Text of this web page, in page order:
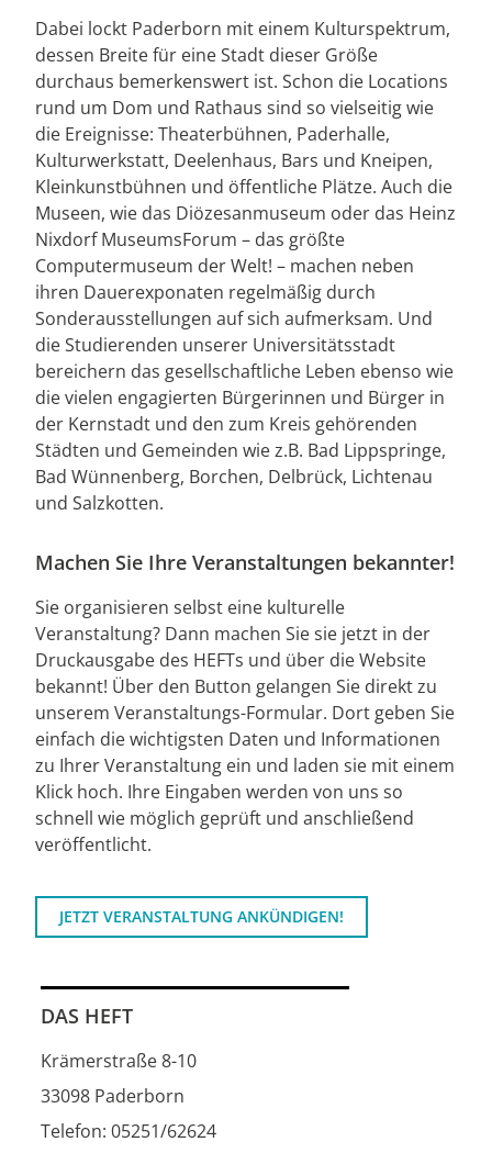
Dabei lockt Paderborn mit einem Kulturspektrum,
dessen Breite für eine Stadt dieser Größe
durchaus bemerkenswert ist. Schon die Locations
rund um Dom und Rathaus sind so vielseitig wie
die Ereignisse: Theaterbühnen, Paderhalle,
Kulturwerkstatt, Deelenhaus, Bars und Kneipen,
Kleinkunstbühnen und öffentliche Plätze. Auch die
Museen, wie das Diözesanmuseum oder das Heinz
Nixdorf MuseumsForum – das größte
Computermuseum der Welt! – machen neben
ihren Dauerexponaten regelmäßig durch
Sonderausstellungen auf sich aufmerksam. Und
die Studierenden unserer Universitätsstadt
bereichern das gesellschaftliche Leben ebenso wie
die vielen engagierten Bürgerinnen und Bürger in
der Kernstadt und den zum Kreis gehörenden
Städten und Gemeinden wie z.B. Bad Lippspringe,
Bad Wünnenberg, Borchen, Delbrück, Lichtenau
und Salzkotten.
Machen Sie Ihre Veranstaltungen bekannter!
Sie organisieren selbst eine kulturelle
Veranstaltung? Dann machen Sie sie jetzt in der
Druckausgabe des HEFTs und über die Website
bekannt! Über den Button gelangen Sie direkt zu
unserem Veranstaltungs-Formular. Dort geben Sie
einfach die wichtigsten Daten und Informationen
zu Ihrer Veranstaltung ein und laden sie mit einem
Klick hoch. Ihre Eingaben werden von uns so
schnell wie möglich geprüft und anschließend
veröffentlicht.
JETZT VERANSTALTUNG ANKÜNDIGEN!
DAS HEFT
Krämerstraße 8-10
33098 Paderborn
Telefon: 05251/62624